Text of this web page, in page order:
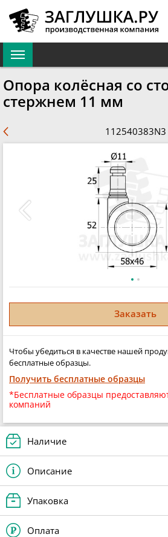
Опора колёсная со
стержнем 11 мм
112540383N3
Заказать
Чтобы убедиться в качестве нашей
бесплатные образцы.
Получить бесплатные образцы
*Бесплатные образцы
компаний
Наличие
Описание
Упаковка
Оплата